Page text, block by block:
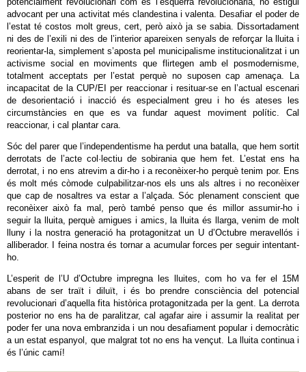
advocant per una activitat més clandestina i valenta. Desafiar el poder de
l’estat té costos molt greus, cert, però això ja se sabia. Dissortadament
ni des de l’exili ni des de l’interior apareixen senyals de reforçar la lluita i
reorientar-la, simplement s’aposta pel municipalisme institucionalitzat i un
activisme social en moviments que flirtegen amb el posmodernisme,
totalment acceptats per l’estat perquè no suposen cap amenaça. La
incapacitat de la CUP/EI per reaccionar i resituar-se en l’actual escenari
de desorientació i inacció és especialment greu i ho és ateses les
circumstàncies en que es va fundar aquest moviment polític. Cal
reaccionar, i cal plantar cara.
Sóc del parer que l’independentisme ha perdut una batalla, que hem sortit
derrotats de l’acte col·lectiu de sobirania que hem fet. L’estat ens ha
derrotat, i no ens atrevim a dir-ho i a reconèixer-ho perquè tenim por. Ens
és molt més còmode culpabilitzar-nos els uns als altres i no reconèixer
que cap de nosaltres va estar a l’alçada. Sóc plenament conscient que
reconèixer això fa mal, però també penso que és millor assumir-ho i
seguir la lluita, perquè amigues i amics, la lluita és llarga, venim de molt
lluny i la nostra generació ha protagonitzat un U d’Octubre meravellós i
alliberador. I feina nostra és tornar a acumular forces per seguir intentant-
ho.
L’esperit de l’U d’Octubre impregna les lluites, com ho va fer el 15M
abans de ser traït i diluït, i és bo prendre consciència del potencial
revolucionari d’aquella fita històrica protagonitzada per la gent. La derrota
posterior no ens ha de paralitzar, cal agafar aire i assumir la realitat per
poder fer una nova embranzida i un nou desafiament popular i democràtic
a un estat espanyol, que malgrat tot no ens ha vençut. La lluita continua i
és l’únic camí!